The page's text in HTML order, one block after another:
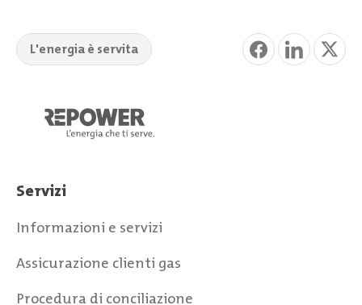
L'energia è servita
Servizi
Informazioni e servizi
Assicurazione clienti gas
Procedura di conciliazione